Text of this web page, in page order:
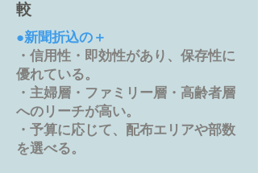
較
●新聞折込の＋
・信用性・即効性があり、保存性に
優れている。
・主婦層・ファミリー層・高齢者層
へのリーチが高い。
・予算に応じて、配布エリアや部数
を選べる。